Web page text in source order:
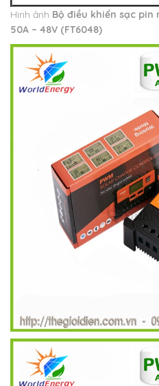
Hình ảnh Bộ điều khiển sạc pin
50A – 48V (FT6048)